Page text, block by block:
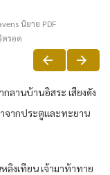
นิยาย PDF
ตรอด
ลานบ้านอิสระ เสียงดัง
จากประตูและทะยาน
ลิงเทียน เจ้ามาท้าทาย